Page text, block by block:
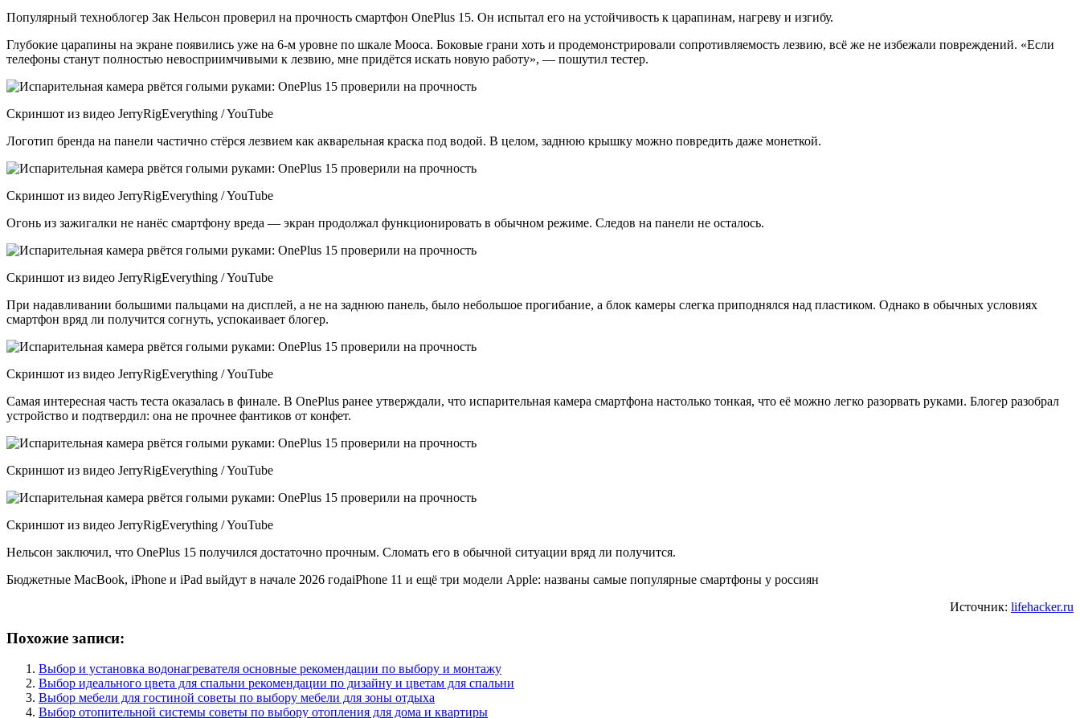
Популярный техноблогер Зак Нельсон проверил на прочность смартфон OnePlus 15. Он испытал его на устойчивость к царапинам, нагреву и изгибу.
Глубокие царапины на экране появились уже на 6‑м уровне по шкале Мооса. Боковые грани хоть и продемонстрировали сопротивляемость лезвию, всё же не избежали повреждений. «Если
телефоны станут полностью невосприимчивыми к лезвию, мне придётся искать новую работу», — пошутил тестер.
Скриншот из видео JerryRigEverything / YouTube
Логотип бренда на панели частично стёрся лезвием как акварельная краска под водой. В целом, заднюю крышку можно повредить даже монеткой.
Скриншот из видео JerryRigEverything / YouTube
Огонь из зажигалки не нанёс смартфону вреда — экран продолжал функционировать в обычном режиме. Следов на панели не осталось.
Скриншот из видео JerryRigEverything / YouTube
При надавливании большими пальцами на дисплей, а не на заднюю панель, было небольшое прогибание, а блок камеры слегка приподнялся над пластиком. Однако в обычных условиях
смартфон вряд ли получится согнуть, успокаивает блогер.
Скриншот из видео JerryRigEverything / YouTube
Самая интересная часть теста оказалась в финале. В OnePlus ранее утверждали, что испарительная камера смартфона настолько тонкая, что её можно легко разорвать руками. Блогер разобрал
устройство и подтвердил: она не прочнее фантиков от конфет.
Скриншот из видео JerryRigEverything / YouTube
Скриншот из видео JerryRigEverything / YouTube
Нельсон заключил, что OnePlus 15 получился достаточно прочным. Сломать его в обычной ситуации вряд ли получится.
Бюджетные MacBook, iPhone и iPad выйдут в начале 2026 годаiPhone 11 и ещё три модели Apple: названы самые популярные смартфоны у россиян
Источник: lifehacker.ru
Похожие записи:
Выбор и установка водонагревателя основные рекомендации по выбору и монтажу
Выбор идеального цвета для спальни рекомендации по дизайну и цветам для спальни
Выбор мебели для гостиной советы по выбору мебели для зоны отдыха
Выбор отопительной системы советы по выбору отопления для дома и квартиры